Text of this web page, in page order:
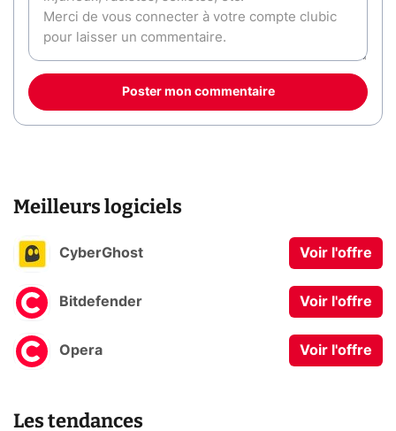
Poster mon commentaire
Meilleurs logiciels
CyberGhost Voir l'offre
Bitdefender Voir l'offre
Opera Voir l'offre
Les tendances